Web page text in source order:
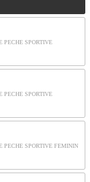
PECHE SPORTIVE
PECHE SPORTIVE
PECHE SPORTIVE FEMININ